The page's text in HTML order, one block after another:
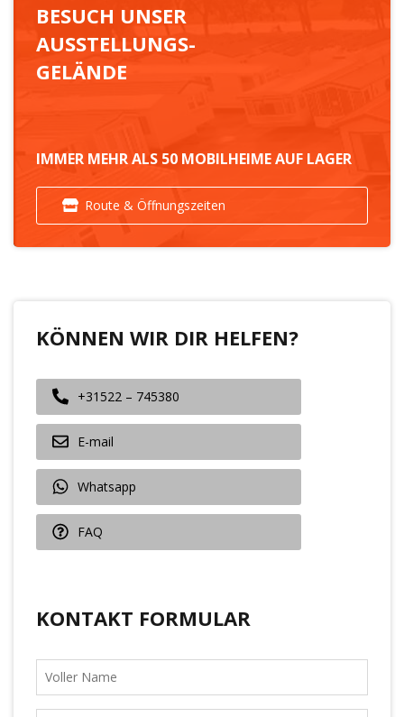
BESUCH UNSER
AUSSTELLUNGS-
GELÄNDE
IMMER MEHR ALS 50 MOBILHEIME AUF LAGER
Route & Öffnungszeiten
KÖNNEN WIR DIR HELFEN?
+31522 – 745380
E-mail
Whatsapp
FAQ
KONTAKT FORMULAR